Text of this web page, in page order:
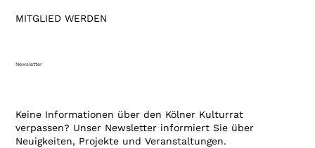
MITGLIED WERDEN
Newsletter
Keine Informationen über den Kölner Kulturrat
verpassen? Unser Newsletter informiert Sie über
Neuigkeiten, Projekte und Veranstaltungen.